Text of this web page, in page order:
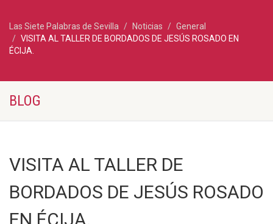
Las Siete Palabras de Sevilla Noticias
General
VISITA AL TALLER DE BORDADOS DE JESÚS ROSADO EN
ÉCIJA.
BLOG
VISITA AL TALLER DE
BORDADOS DE JESÚS ROSADO
EN ÉCIJA.